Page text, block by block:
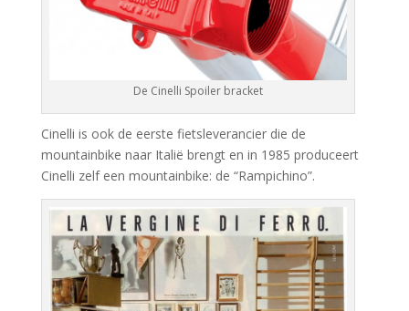
De Cinelli Spoiler bracket
Cinelli is ook de eerste fietsleverancier die de
mountainbike naar Italië brengt en in 1985 produceert
Cinelli zelf een mountainbike: de “Rampichino”.